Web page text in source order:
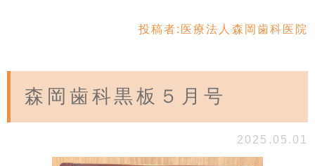
投稿者: 医療法人森岡歯科医院
森岡歯科黒板５月号
2025.05.01